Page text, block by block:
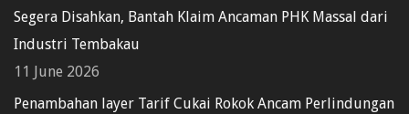
Segera Disahkan, Bantah Klaim Ancaman PHK Massal dari
Industri Tembakau
11 June 2026
Penambahan layer Tarif Cukai Rokok Ancam Perlindungan